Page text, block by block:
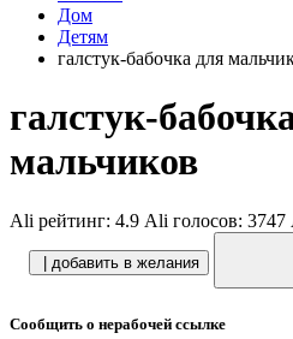
Дом
Детям
галстук-бабочка для
галстук-
мальчиков
Ali рейтинг: 4.9 Ali голосов: 3747
| добавить в желания
Сообщить о нерабочей ссылке